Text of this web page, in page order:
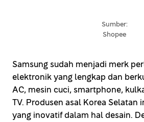
Sumber:
Shopee
Samsung sudah menjadi merk
elektronik yang lengkap dan
AC, mesin cuci, smartphone,
TV. Produsen asal Korea Selatan
yang inovatif dalam hal desain.